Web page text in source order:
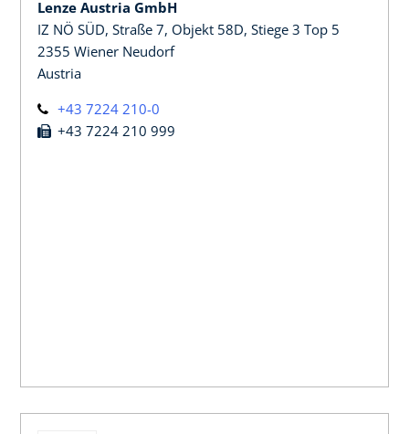
Lenze Austria GmbH
IZ NÖ SÜD, Straße 7, Objekt 58D, Stiege 3 Top 5
2355 Wiener Neudorf
Austria
+43 7224 210-0
+43 7224 210 999